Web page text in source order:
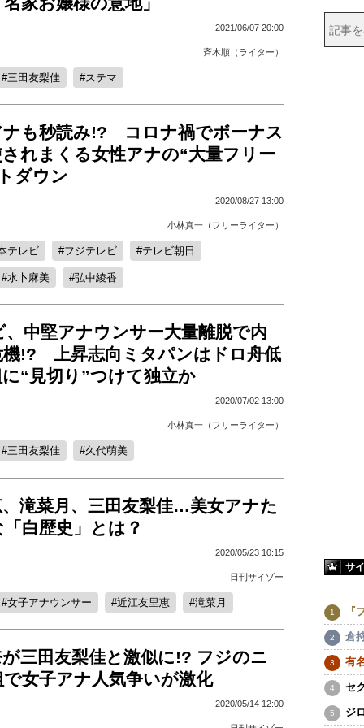
2021/06/07 20:00
斉木順（ライター）
三田友梨佳 ステマ
ナも秒読み!? コロナ禍でボーナス
れまくる女性アナの“大量フリー
ダウン
2020/08/27 13:00
小林真一（フリーライター）
テレビ フジテレビ テレビ朝日
水卜麻美 弘中綾香
中堅アナウンサー大量離脱で内
機!? 上昇志向ミタパンはドロ舟低
“見切り”つけて独立か
2020/07/02 13:00
小林真一（フリーライター）
三田友梨佳 久代萌美
滝菜月、三田友梨佳…美女アナた
白歴史」とは？
2020/05/23 10:15
日刊サイゾー
女子アナウンサー 近江友里恵 滝菜月
三田友梨佳と激似に!? フジのニ
女子アナ人気争いが激化
2020/05/14 12:00
サ
『
倉
有
セ
ジ